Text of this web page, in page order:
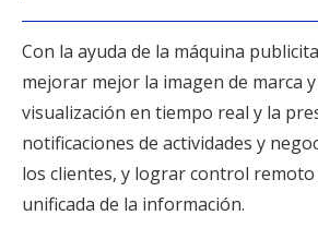
Con la ayuda de la máquina
mejorar mejor la imagen de marca
visualización en tiempo real y la
notificaciones de actividades y
los clientes, y lograr control
unificada de la información.